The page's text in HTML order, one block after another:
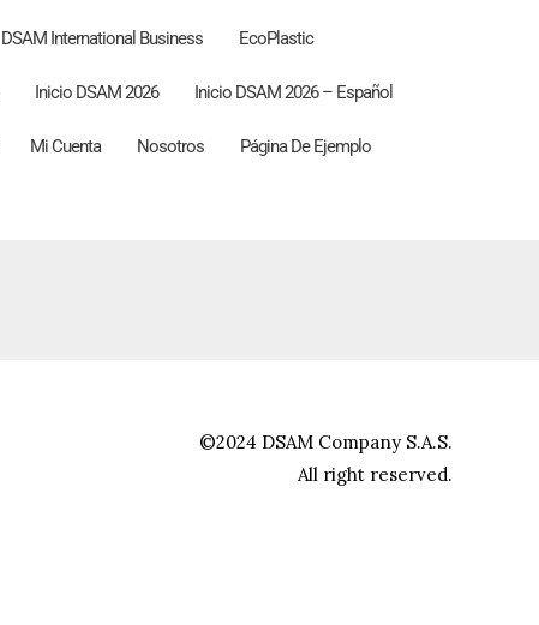
DSAM International Business EcoPlastic
Inicio DSAM 2026 Inicio DSAM 2026 – Español
Mi Cuenta Nosotros Página De Ejemplo
©2024 DSAM Company S.A.S.
All right reserved.